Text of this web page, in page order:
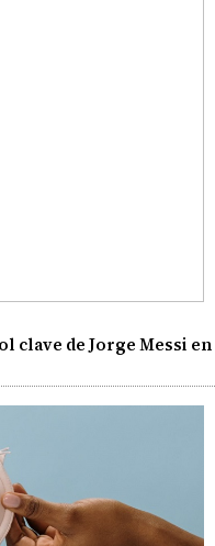
clave de Jorge Messi en